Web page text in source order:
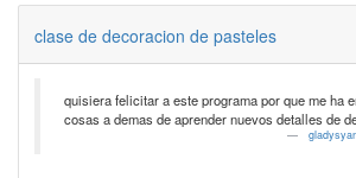
clase de decoracion de pasteles
quisiera felicitar a este programa por que me ha
cosas a demas de aprender nuevos detalles de